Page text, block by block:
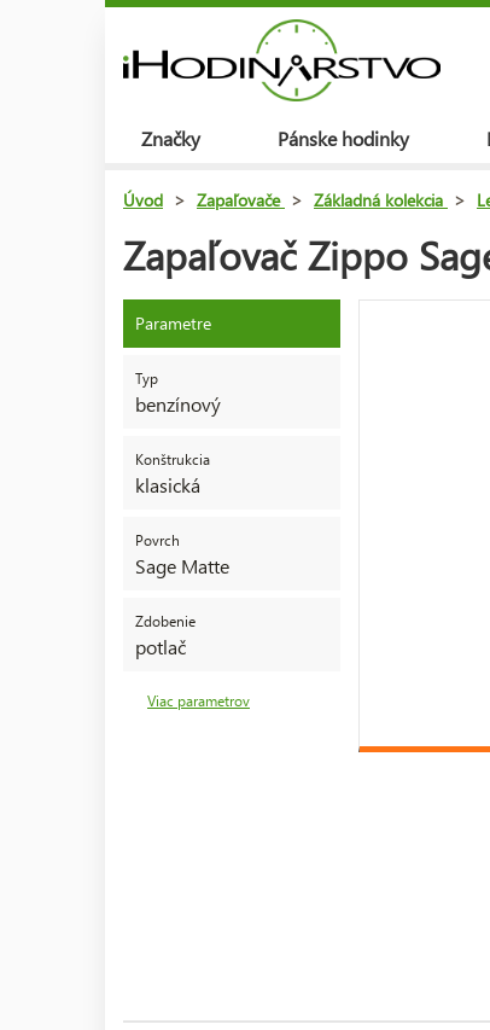
Značky Pánske hodinky
Úvod > Zapaľovače > Základná kolekcia >
Zapaľovač Zippo
Parametre
Typ
benzínový
Konštrukcia
klasická
Povrch
Sage Matte
Zdobenie
potlač
Viac parametrov